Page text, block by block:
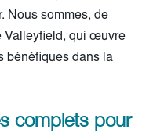
Nous sommes, de
Valleyfield, qui œuvre
bénéfiques dans la
complets pour